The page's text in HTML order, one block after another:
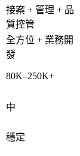
接案 + 管理 + 品
質控管
全方位 + 業務開
發
80K–250K+
中
穩定